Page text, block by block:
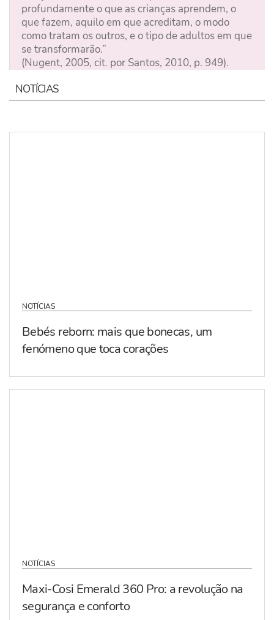
profundamente o que as crianças aprendem, o
que fazem, aquilo em que acreditam, o modo
como tratam os outros, e o tipo de adultos em que
se transformarão.”
(Nugent, 2005, cit. por Santos, 2010, p. 949).
NOTÍCIAS
NOTÍCIAS
Bebés reborn: mais que bonecas, um
fenómeno que toca corações
NOTÍCIAS
Maxi-Cosi Emerald 360 Pro: a revolução na
segurança e conforto